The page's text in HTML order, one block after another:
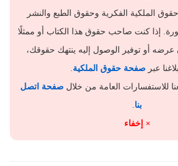
الملكية الفكرية وحقوق الطبع والنشر
إذا كنت صاحب حقوق هذا الكتاب أو ممثلًا
عرضه أو توفير الوصول إليه ينتهك حقوقك،
عبرصفحة حقوق الملكية
للاستفسارات العامة من خلالصفحة اتصل
بنا
× إخفاء